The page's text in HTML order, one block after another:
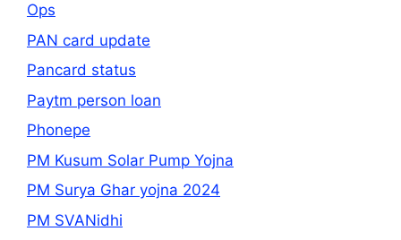
Ops
PAN card update
Pancard status
Paytm person loan
Phonepe
PM Kusum Solar Pump Yojna
PM Surya Ghar yojna 2024
PM SVANidhi